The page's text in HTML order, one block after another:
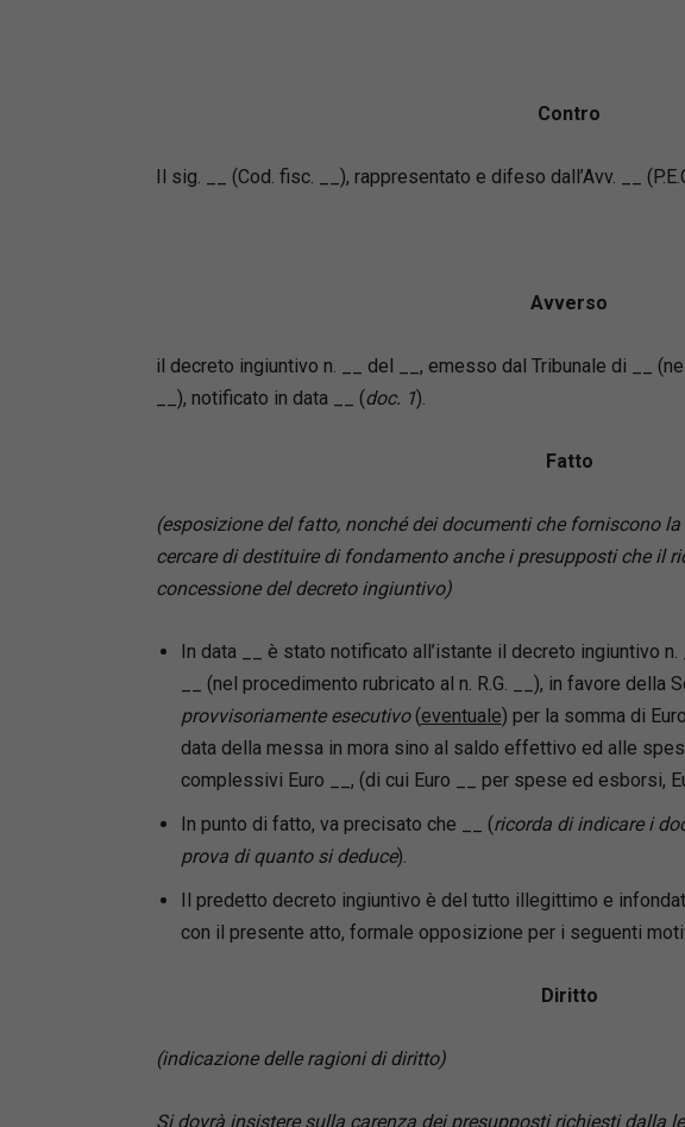
Benito Nigro, dall’anno
Appello di Napoli, sino al
Contro
Il sig. __ (Cod. fisc. __), rappresentato e difeso dall’Avv. __
Avverso
il decreto ingiuntivo n. __ del __, emesso dal Tribunale di __
__), notificato in data __ (doc. 1).
Fatto
(esposizione del fatto, nonché dei documenti che forniscono
cercare di destituire di fondamento anche i presupposti che il
concessione del decreto ingiuntivo)
In data __ è stato notificato all’istante il decreto ingiuntivo
__ (nel procedimento rubricato al n. R.G. __), in favore della
provvisoriamente esecutivo(eventuale) per la somma di
data della messa in mora sino al saldo effettivo ed alle
complessivi Euro __, (di cui Euro __ per spese ed esborsi,
In punto di fatto, va precisato che __ (ricorda di indicare i
prova di quanto si deduce).
Il predetto decreto ingiuntivo è del tutto illegittimo e
con il presente atto, formale opposizione per i seguenti
Diritto
(indicazione delle ragioni di diritto)
Si dovrà insistere sulla carenza dei presupposti richiesti dalla